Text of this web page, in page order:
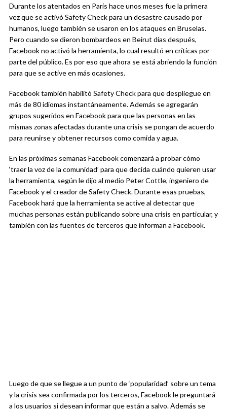
Durante los atentados en París hace unos meses fue la primera
vez que se activó Safety Check para un desastre causado por
humanos, luego también se usaron en los ataques en Bruselas.
Pero cuando se dieron bombardeos en Beirut días después,
Facebook no activó la herramienta, lo cual resultó en críticas por
parte del público. Es por eso que ahora se está abriendo la función
para que se active en más ocasiones.
Facebook también habilitó Safety Check para que despliegue en
más de 80 idiomas instantáneamente. Además se agregarán
grupos sugeridos en Facebook para que las personas en las
mismas zonas afectadas durante una crisis se pongan de acuerdo
para reunirse y obtener recursos como comida y agua.
En las próximas semanas Facebook comenzará a probar cómo
‘traer la voz de la comunidad’ para que decida cuándo quieren usar
la herramienta, según le dijo al medio Peter Cottle, ingeniero de
Facebook y el creador de Safety Check. Durante esas pruebas,
Facebook hará que la herramienta se active al detectar que
muchas personas están publicando sobre una crisis en particular, y
también con las fuentes de terceros que informan a Facebook.
Luego de que se llegue a un punto de ‘popularidad’ sobre un tema
y la crisis sea confirmada por los terceros, Facebook le preguntará
a los usuarios si desean informar que están a salvo. Además se